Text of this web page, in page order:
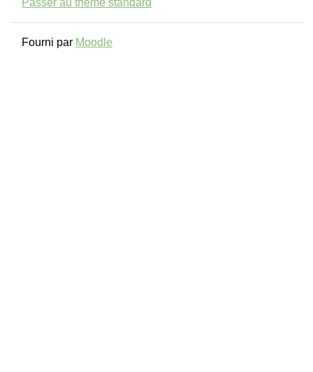
Passer au thème standard
Fourni par Moodle